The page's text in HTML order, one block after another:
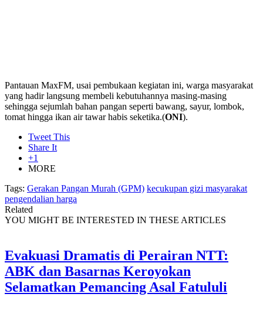
Pantauan MaxFM, usai pembukaan kegiatan ini, warga masyarakat
yang hadir langsung membeli kebutuhannya masing-masing
sehingga sejumlah bahan pangan seperti bawang, sayur, lombok,
tomat hingga ikan air tawar habis seketika.(ONI).
Tweet This
Share It
+1
MORE
Tags: Gerakan Pangan Murah (GPM) kecukupan gizi masyarakat
pengendalian harga
Related
YOU MIGHT BE INTERESTED IN THESE ARTICLES
Evakuasi Dramatis di Perairan NTT:
ABK dan Basarnas Keroyokan
Selamatkan Pemancing Asal Fatululi